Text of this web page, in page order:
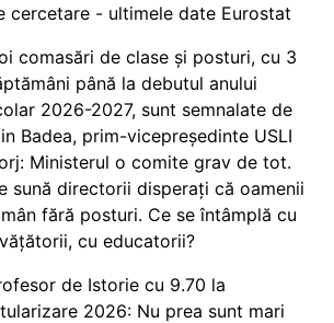
cercetare - ultimele date Eurostat
comasări de clase și posturi, cu 3
până la debutul anului
2026-2027, sunt semnalate de
Badea, prim-vicepreședinte USLI
Ministerul o comite grav de tot.
sună directorii disperați că oamenii
fără posturi. Ce se întâmplă cu
cu educatorii?
de Istorie cu 9.70 la
2026: Nu prea sunt mari